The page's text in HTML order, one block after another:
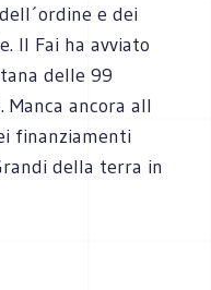
e dei
Il Fai ha avviato
delle 99
ancora all
finanziamenti
della terra in